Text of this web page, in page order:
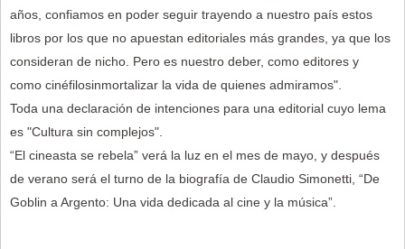
años, confiamos en poder seguir trayendo a nuestro país estos
libros por los que no apuestan editoriales más grandes, ya que los
consideran de nicho. Pero es nuestro deber, como editores y
como cinéfilosinmortalizar la vida de quienes admiramos".
Toda una declaración de intenciones para una editorial cuyo lema
es "Cultura sin complejos".
“El cineasta se rebela” verá la luz en el mes de mayo, y después
de verano será el turno de la biografía de Claudio Simonetti, “De
Goblin a Argento: Una vida dedicada al cine y la música”.